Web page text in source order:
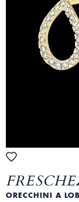
ORECCHINI A